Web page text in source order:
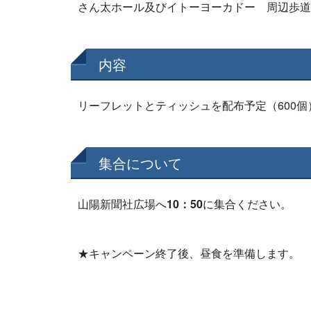
さん太ホール及びイトーヨーカドー 周辺歩道
内容
リーフレットとティッシュを配布予定（600個
集合について
山陽新聞社広場へ10：50に集合ください。
★キャンペーン終了後、昼食を準備します。